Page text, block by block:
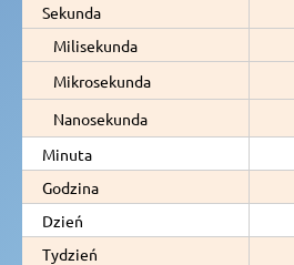
Sekunda
Milisekunda
Mikrosekunda
Nanosekunda
Minuta
Godzina
Dzień
Tydzień